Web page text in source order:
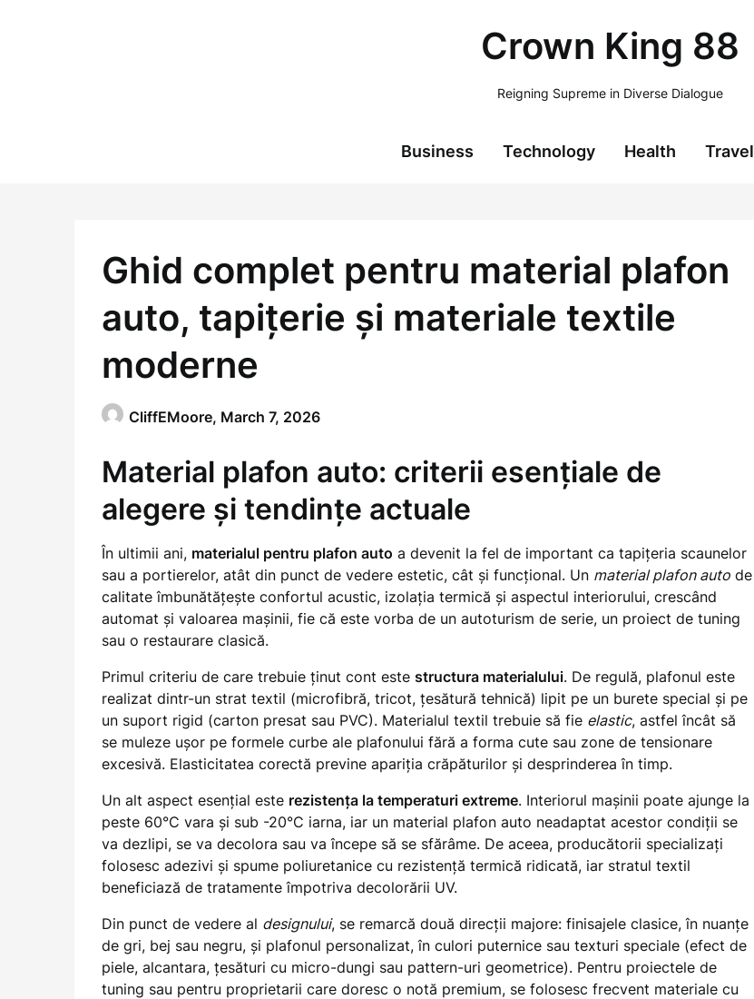
Crown King 88
Reigning Supreme in Diverse Dialogue
Business Technology Health Travel
Ghid complet pentru material plafon
auto, tapițerie și materiale textile
moderne
CliffEMoore, March 7, 2026
Material plafon auto: criterii esențiale de
alegere și tendințe actuale
În ultimii ani, materialul pentru plafon auto a devenit la fel de important ca tapițeria scaunelor
sau a portierelor, atât din punct de vedere estetic, cât și funcțional. Un material plafon auto de
calitate îmbunătățește confortul acustic, izolația termică și aspectul interiorului, crescând
automat și valoarea mașinii, fie că este vorba de un autoturism de serie, un proiect de tuning
sau o restaurare clasică.
Primul criteriu de care trebuie ținut cont este structura materialului. De regulă, plafonul este
realizat dintr-un strat textil (microfibră, tricot, țesătură tehnică) lipit pe un burete special și pe
un suport rigid (carton presat sau PVC). Materialul textil trebuie să fie elastic, astfel încât să
se muleze ușor pe formele curbe ale plafonului fără a forma cute sau zone de tensionare
excesivă. Elasticitatea corectă previne apariția crăpăturilor și desprinderea în timp.
Un alt aspect esențial este rezistența la temperaturi extreme. Interiorul mașinii poate ajunge la
peste 60°C vara și sub -20°C iarna, iar un material plafon auto neadaptat acestor condiții se
va dezlipi, se va decolora sau va începe să se sfărâme. De aceea, producătorii specializați
folosesc adezivi și spume poliuretanice cu rezistență termică ridicată, iar stratul textil
beneficiază de tratamente împotriva decolorării UV.
Din punct de vedere al designului, se remarcă două direcții majore: finisajele clasice, în nuanțe
de gri, bej sau negru, și plafonul personalizat, în culori puternice sau texturi speciale (efect de
piele, alcantara, țesături cu micro-dungi sau pattern-uri geometrice). Pentru proiectele de
tuning sau pentru proprietarii care doresc o notă premium, se folosesc frecvent materiale cu